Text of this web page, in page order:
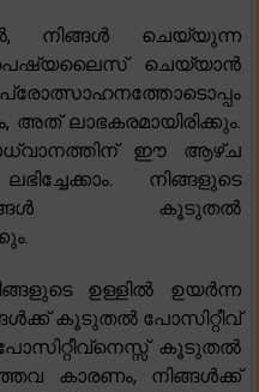
നിങ്ങൾ ചെയ്യുന്ന
ചെയ്യാൻ
അത് ലാഭകരമായിരിക്കും.
ഈ ആഴ്ച
നിങ്ങളുടെ
കൂടുതൽ
ഉള്ളിൽ ഉയർന്ന
കൂടുതൽ പോസിറ്റീവ്
കൂടുതൽ
കാരണം, നിങ്ങൾക്ക്